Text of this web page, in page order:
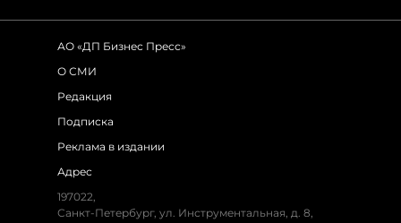
АО «ДП Бизнес Пресс»
О СМИ
Редакция
Подписка
Реклама в издании
Адрес
197022,
Санкт-Петербург, ул. Инструментальная, д. 8,